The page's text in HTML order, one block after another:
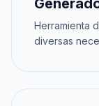
Herramienta
diversas